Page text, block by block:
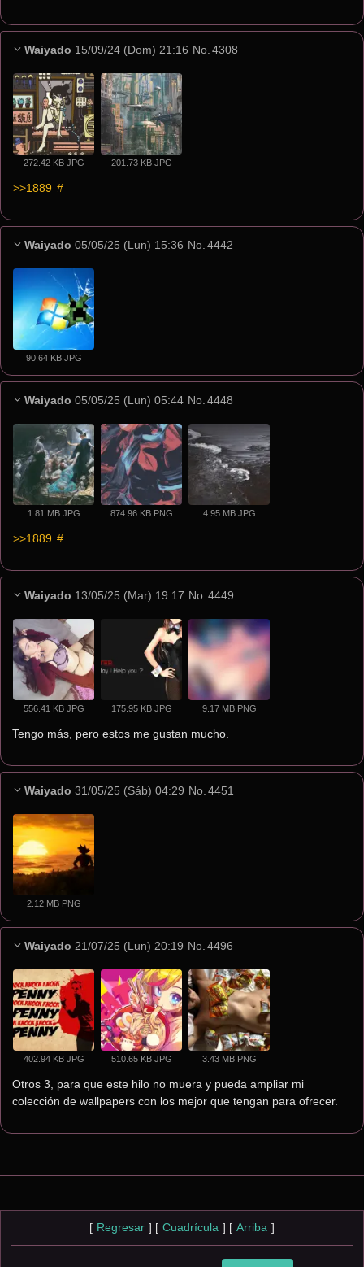
Waiyado 15/09/24 (Dom) 21:16 No. 4308
272.42 KB JPG 201.73 KB JPG
>>1889 #
Waiyado 05/05/25 (Lun) 15:36 No. 4442
90.64 KB JPG
Waiyado 05/05/25 (Lun) 05:44 No. 4448
1.81 MB JPG 874.96 KB PNG 4.95 MB JPG
>>1889 #
Waiyado 13/05/25 (Mar) 19:17 No. 4449
556.41 KB JPG 175.95 KB JPG 9.17 MB PNG
Tengo más, pero estos me gustan mucho.
Waiyado 31/05/25 (Sáb) 04:29 No. 4451
2.12 MB PNG
Waiyado 21/07/25 (Lun) 20:19 No. 4496
402.94 KB JPG 510.65 KB JPG 3.43 MB PNG
Otros 3, para que este hilo no muera y pueda ampliar mi
colección de wallpapers con los mejor que tengan para ofrecer.
[ Regresar ] [ Cuadrícula ] [ Arriba ]